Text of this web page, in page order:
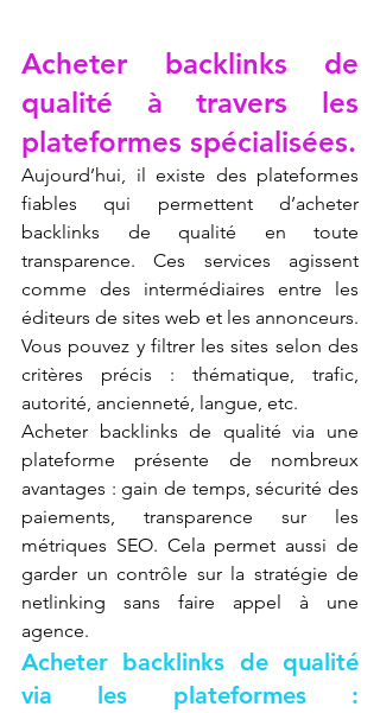
Acheter backlinks de
qualité à travers les
plateformes spécialisées.
Aujourd’hui, il existe des plateformes
fiables qui permettent d’acheter
backlinks de qualité en toute
transparence. Ces services agissent
comme des intermédiaires entre les
éditeurs de sites web et les annonceurs.
Vous pouvez y filtrer les sites selon des
critères précis : thématique, trafic,
autorité, ancienneté, langue, etc.
Acheter backlinks de qualité via une
plateforme présente de nombreux
avantages : gain de temps, sécurité des
paiements, transparence sur les
métriques SEO. Cela permet aussi de
garder un contrôle sur la stratégie de
netlinking sans faire appel à une
agence.
Acheter backlinks de qualité
via les plateformes :